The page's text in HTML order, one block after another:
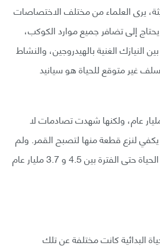
يرى العلماء من مختلف الاختصاصات
إلى تضافر جميع موارد الكوكب،
النيازك الغنية بالهيدروجين، والنشاط
غير متوقع للحياة هو سيانيد
الأرض قبل نحو 4.5 مليار عام، ولكنها شهدت تصادمات لا
لنزع قطعة منها لتصبح القمر. ولم
تهدأ الأمور بما يكفي لتكون الحياة حتى الفترة بين 4.5 و 3.7 مليار عام
البدائية كانت مختلفة عن تلك